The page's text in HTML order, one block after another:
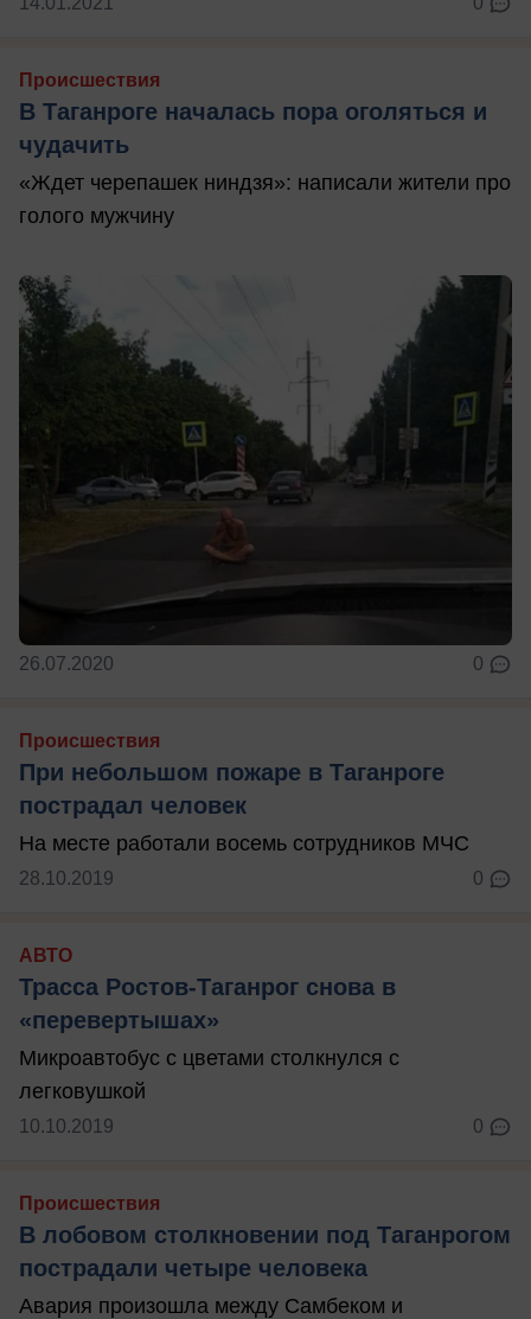
Происшествия
В Таганроге началась пора оголяться и
чудачить
«Ждет черепашек ниндзя»: написали жители про
голого мужчину
26.07.2020 0
Происшествия
При небольшом пожаре в Таганроге
пострадал человек
На месте работали восемь сотрудников МЧС
28.10.2019 0
АВТО
Трасса Ростов-Таганрог снова в
«перевертышах»
Микроавтобус с цветами столкнулся с
легковушкой
10.10.2019 0
Происшествия
В лобовом столкновении под Таганрогом
пострадали четыре человека
Авария произошла между Самбеком и